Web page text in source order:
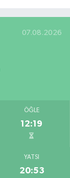
07.08.2026
ÖĞLE
12:19
YATSI
20:53